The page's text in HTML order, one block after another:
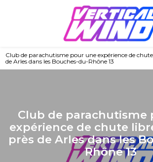
Club de parachutisme pour une expérience de
de Arles dans les Bouches-du-Rhône 13
Club de parachutisme
expérience de chute
près de Arles dans les
Rhône 13
Panneau de gestion des cookies